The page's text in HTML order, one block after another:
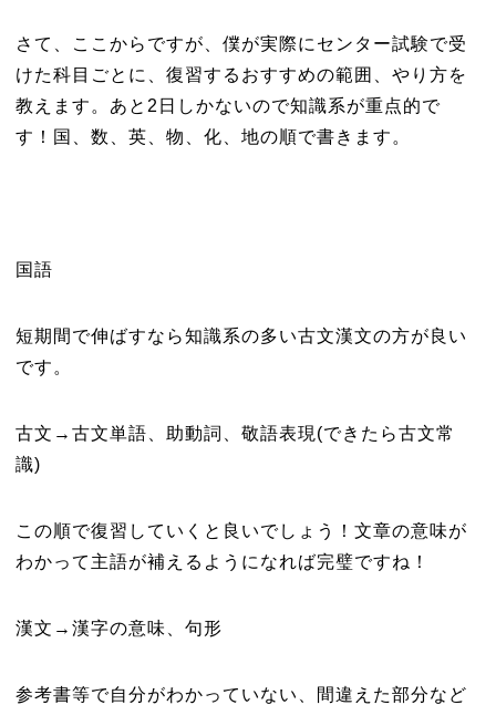
さて、ここからですが、僕が実際にセンター試験で受
けた科目ごとに、復習するおすすめの範囲、やり方を
教えます。あと2日しかないので知識系が重点的で
す！国、数、英、物、化、地の順で書きます。
国語
短期間で伸ばすなら知識系の多い古文漢文の方が良い
です。
古文→古文単語、助動詞、敬語表現(できたら古文常
識)
この順で復習していくと良いでしょう！文章の意味が
わかって主語が補えるようになれば完璧ですね！
漢文→漢字の意味、句形
参考書等で自分がわかっていない、間違えた部分など